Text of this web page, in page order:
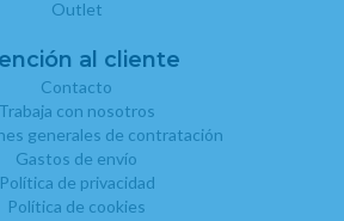
Outlet
al cliente
Contacto
Trabaja con nosotros
generales de contratación
Gastos de envío
Política de privacidad
Política de cookies